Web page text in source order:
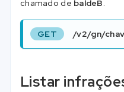
chamado de baldeB.
GET /v2/gn/
Listar